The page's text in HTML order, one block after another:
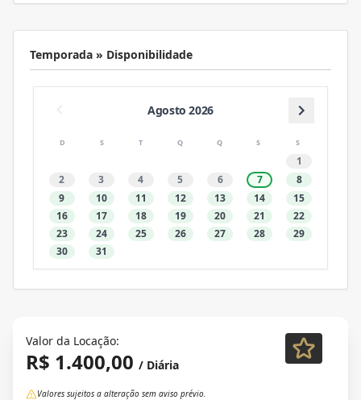
Temporada » Disponibilidade
Agosto 2026
D S T Q Q S S
1
2
3 4 5 6 7
8
9
10 11 12 13 14
15
16
17 18 19 20 21
22
23
24 25 26 27 28
29
30
31
Valor da Locação:
R$ 1.400,00 / Diária
Valores sujeitos a alteração sem aviso prévio.